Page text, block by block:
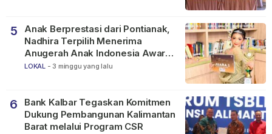
5
Anak Berprestasi dari Pontianak,
Nadhira Terpilih Menerima
Anugerah Anak Indonesia Awards
2026
LOKAL - 3 minggu yang lalu
6
Bank Kalbar Tegaskan Komitmen
Dukung Pembangunan Kalimantan
Barat melalui Program CSR